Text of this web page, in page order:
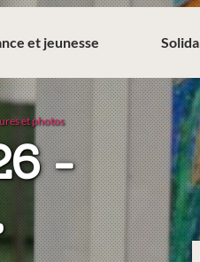
et jeunesse
et photos
-